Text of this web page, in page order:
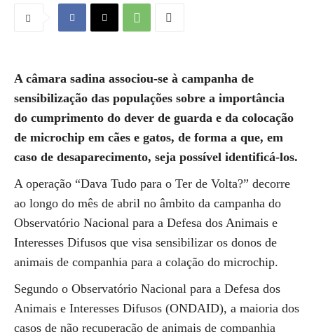
A câmara sadina associou-se à campanha de
sensibilização das populações sobre a importância
do cumprimento do dever de guarda e da colocação
de microchip em cães e gatos, de forma a que, em
caso de desaparecimento, seja possível identificá-los.
A operação “Dava Tudo para o Ter de Volta?” decorre
ao longo do mês de abril no âmbito da campanha do
Observatório Nacional para a Defesa dos Animais e
Interesses Difusos que visa sensibilizar os donos de
animais de companhia para a colação do microchip.
Segundo o Observatório Nacional para a Defesa dos
Animais e Interesses Difusos (ONDAID), a maioria dos
casos de não recuperação de animais de companhia